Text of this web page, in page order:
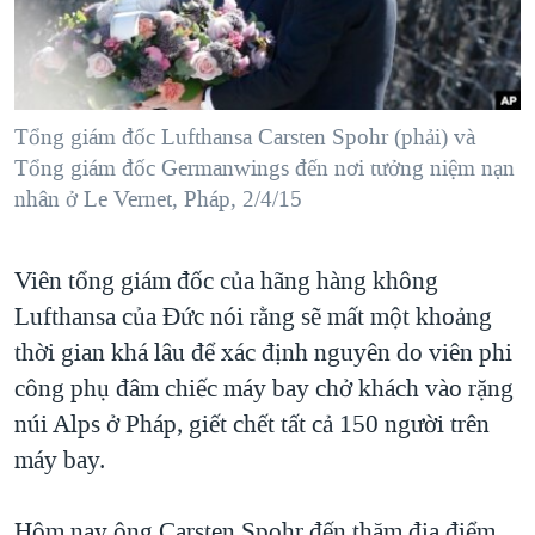
"Tìm"NGƯỜI VIỆT HẢI NGOẠI
ĐỜI SỐNG
KINH TẾ
KHOA HỌC
SỨC KHOẺ
THỂ THAO
GIÁO DỤC
TẠI
HÀNH TRÌNH BẦU CỬ 2024
MỘT NĂM CHIẾN TRANH TẠI DẢI GAZA
GIẢI MÃ VÀNH ĐAI & CON ĐƯỜNG
NGÀY TỊ NẠN THẾ GIỚI
CHI PHÍ CHIẾN TRANH AFGHANISTAN
CÁC GIÁ TRỊ CỘNG HÒA Ở VIỆT NAM
THƯỢNG ĐỈNH TRUMP-KIM TẠI VIỆT NAM
TRỊNH VĨNH BÌNH VS. CHÍNH PHỦ VIỆT NAM
NGƯ DÂN VIỆT VÀ LÀN SÓNG TRỘM HẢI SÂM
BÊN KIA QUỐC LỘ: TIẾNG VỌNG TỪ NÔNG THÔN MỸ
VIDEO
NGHE
MẠNG XÃ HỘI
Tổng giám đốc Lufthansa Carsten Spohr (phải) và
Tổng giám đốc Germanwings đến nơi tưởng niệm nạn
nhân ở Le Vernet, Pháp, 2/4/15
Viên tổng giám đốc của hãng hàng không
Lufthansa của Đức nói rằng sẽ mất một khoảng
thời gian khá lâu để xác định nguyên do viên phi
công phụ đâm chiếc máy bay chở khách vào rặng
núi Alps ở Pháp, giết chết tất cả 150 người trên
máy bay.